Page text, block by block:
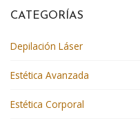
CATEGORÍAS
Depilación Láser
Estética Avanzada
Estética Corporal